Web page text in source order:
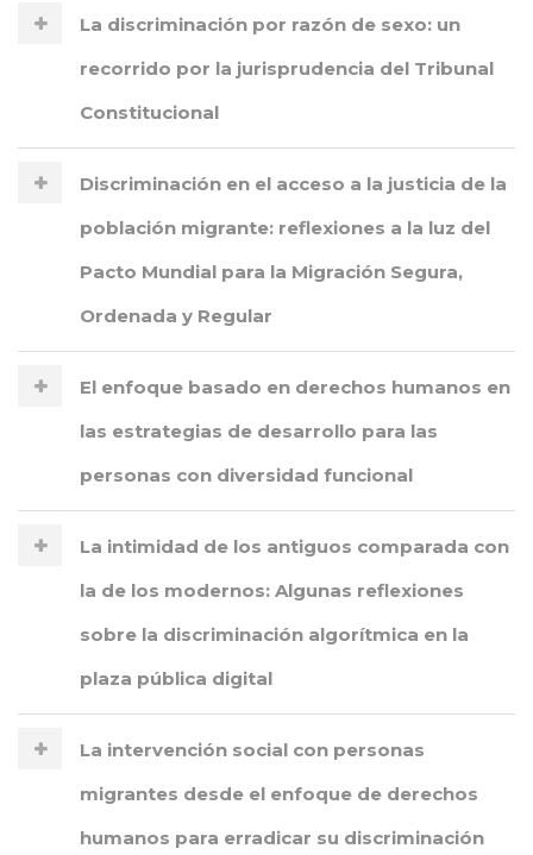
La discriminación por razón de sexo: un
recorrido por la jurisprudencia del Tribunal
Constitucional
Discriminación en el acceso a la justicia de la
población migrante: reflexiones a la luz del
Pacto Mundial para la Migración Segura,
Ordenada y Regular
El enfoque basado en derechos humanos en
las estrategias de desarrollo para las
personas con diversidad funcional
La intimidad de los antiguos comparada con
la de los modernos: Algunas reflexiones
sobre la discriminación algorítmica en la
plaza pública digital
La intervención social con personas
migrantes desde el enfoque de derechos
humanos para erradicar su discriminación